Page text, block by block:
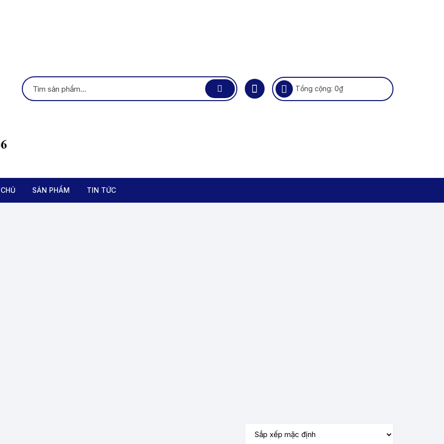
Tổng cộng: 0₫
SẢN PHẨM TIN TỨC